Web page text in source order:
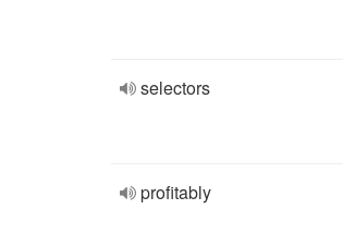
selectors
profitably